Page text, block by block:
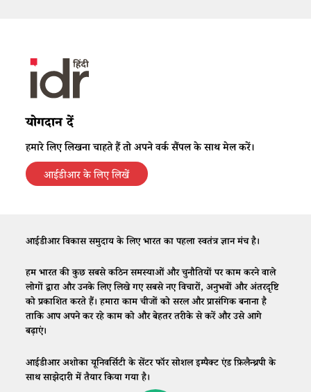
योगदान दें
हमारे लिए लिखना चाहते हैं तो अपने वर्क सैंपल के साथ मेल करें।
आईडीआर के लिए लिखें
आईडीआर विकास समुदाय के लिए भारत का पहला स्वतंत्र ज्ञान मंच है।
हम भारत की कुछ सबसे कठिन समस्याओं और चुनौतियों पर काम करने वाले
लोगों द्वारा और उनके लिए लिखे गए सबसे नए विचारों, अनुभवों और अंतरदृष्टि
को प्रकाशित करते हैं। हमारा काम चीजों को सरल और प्रासंगिक बनाना है
ताकि आप अपने कर रहे काम को और बेहतर तरीके से करें और उसे आगे
बढ़ाएं।
आईडीआर अशोका यूनिवर्सिटी के सेंटर फॉर सोशल इम्पैक्ट एंड फ़िलैन्थ्रपी के
साथ साझेदारी में तैयार किया गया है।